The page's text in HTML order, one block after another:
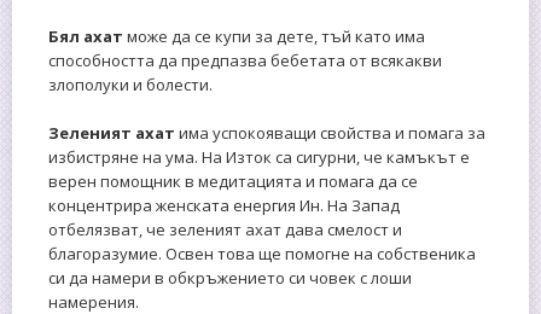
Бял ахат може да се купи за дете, тъй като има
способността да предпазва бебетата от всякакви
злополуки и болести.
Зеленият ахат има успокояващи свойства и помага за
избистряне на ума. На Изток са сигурни, че камъкът е
верен помощник в медитацията и помага да се
концентрира женската енергия Ин. На Запад
отбелязват, че зеленият ахат дава смелост и
благоразумие. Освен това ще помогне на собственика
си да намери в обкръжението си човек с лоши
намерения.